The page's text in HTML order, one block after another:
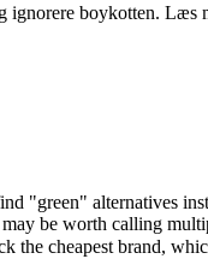
boykotten. Læs
"green" alternatives
be worth calling
the cheapest brand,